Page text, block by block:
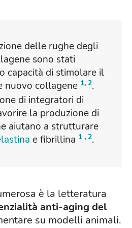
delle rughe degli
sono stati
capacità di stimolare il
nuovo collagene 1, 2.
di integratori di
la produzione di
aiutano a strutturare
e fibrillina 1 , 2.
è la letteratura
anti-aging del
su modelli animali.